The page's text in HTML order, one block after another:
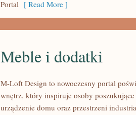
Portal [ Read More ]
Meble i dodatki
M-Loft Design to nowoczesny portal
wnętrz, który inspiruje osoby
urządzenie domu oraz przestrzeni